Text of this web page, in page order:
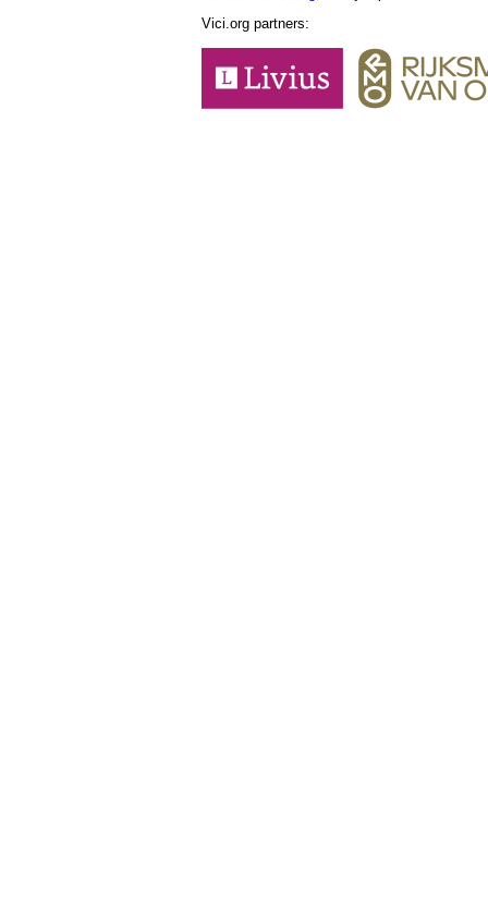
Vici.org partners: